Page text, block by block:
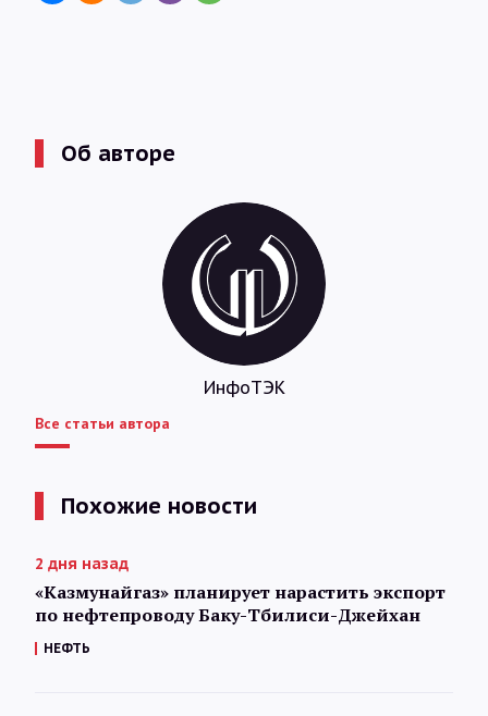
Об авторе
ИнфоТЭК
Все статьи автора
Похожие новости
2 дня назад
«Казмунайгаз» планирует нарастить экспорт
по нефтепроводу Баку-Тбилиси-Джейхан
НЕФТЬ